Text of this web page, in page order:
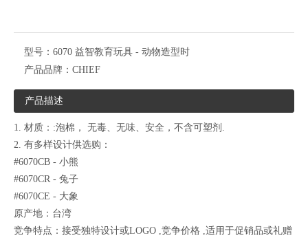
型号： 6070 益智教育玩具 - 动物造型时
产品品牌： CHIEF
产品描述
1. 材质：:泡棉， 无毒、无味、安全，不含可塑剂.
2. 有多样设计供选购：
#6070CB - 小熊
#6070CR - 兔子
#6070CE - 大象
原产地：台湾
竞争特点：接受独特设计或LOGO ,竞争价格 ,适用于促销品或礼赠